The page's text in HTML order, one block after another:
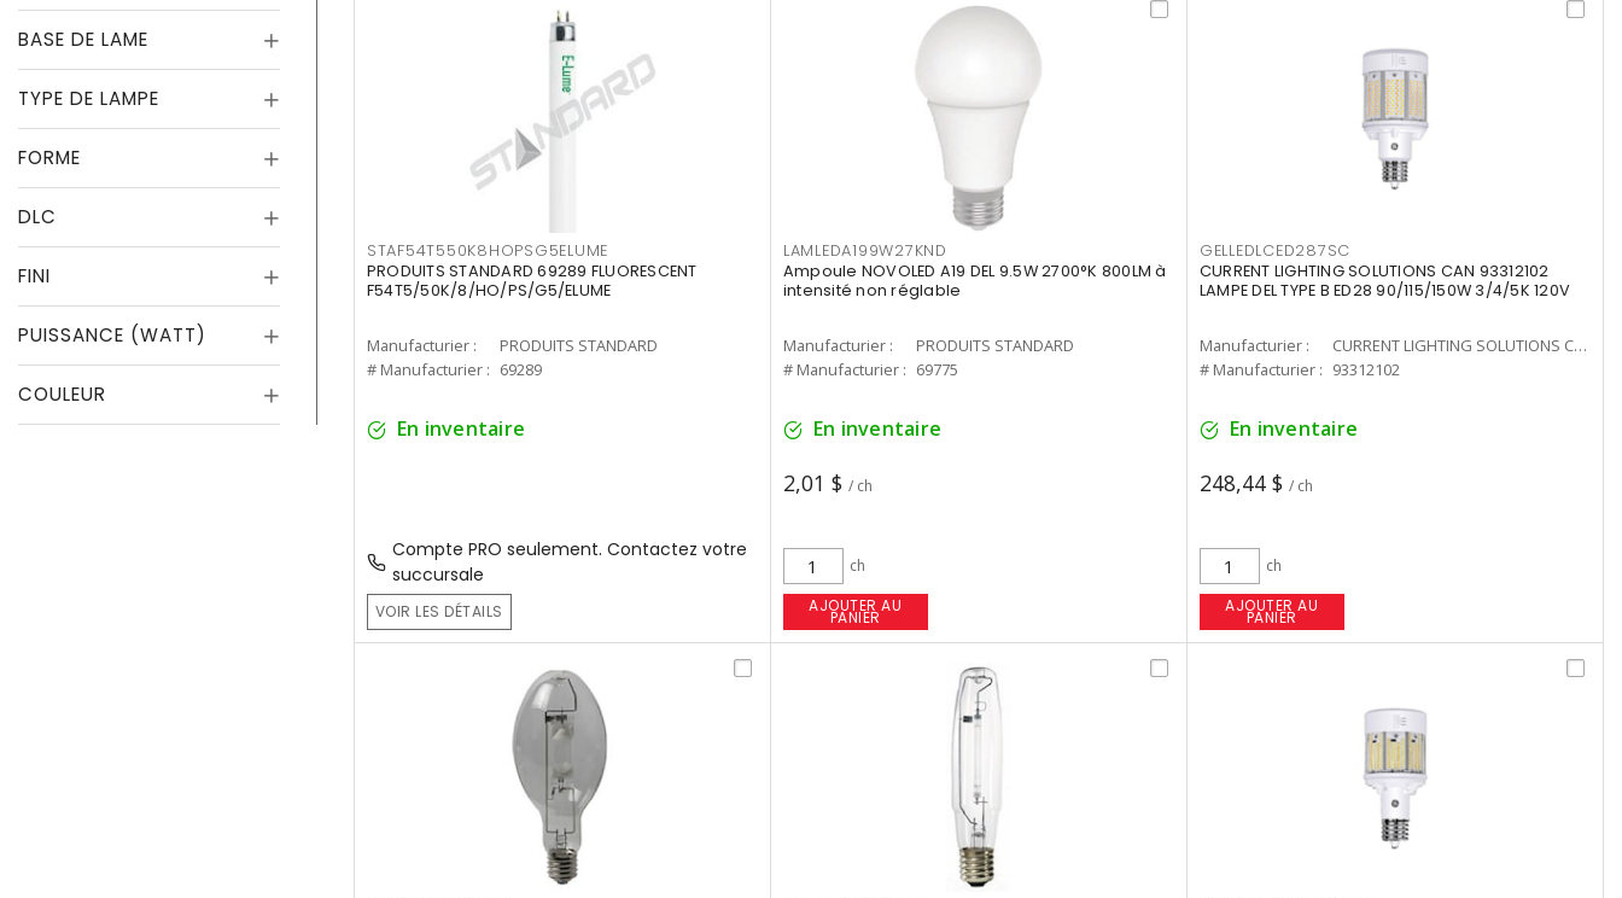
BASE DE LAME
TYPE DE LAMPE
FORME
DLC
FINI
PUISSANCE (WATT)
COULEUR
STAF54T550K8HOPSG5ELUME
PRODUITS STANDARD 69289 FLUORESCENT
F54T5/50K/8/HO/PS/G5/ELUME
Manufacturier :
PRODUITS STANDARD
# Manufacturier : 69289
En inventaire
Compte PRO seulement. Contactez votre
succursale
VOIR LES DÉTAILS
LAMLEDA199W27KND
Ampoule NOVOLED A19 DEL 9.5W 2700°K 800LM à
intensité non réglable
Manufacturier :
PRODUITS STANDARD
# Manufacturier : 69775
En inventaire
2,01 $ / ch
ch
AJOUTER AU
PANIER
GELLEDLCED287SC
CURRENT LIGHTING SOLUTIONS CAN 93312102
LAMPE DEL TYPE B ED28 90/115/150W 3/4/5K 120V
Manufacturier :
CURRENT LIGHTING SOLUTIONS CAN
# Manufacturier : 93312102
En inventaire
248,44 $ / ch
ch
AJOUTER AU
PANIER